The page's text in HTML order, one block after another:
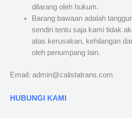
dilarang oleh hukum.
Barang bawaan adalah
sendiri tentu saja kami tidak
atas kerusakan, kehilangan
oleh penumpang lain.
Email: admin@calistatrans.com
HUBUNGI KAMI